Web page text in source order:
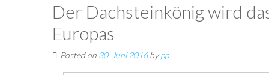
Der Dachsteinkönig wird
Europas
Posted on 30. Juni 2016bypp